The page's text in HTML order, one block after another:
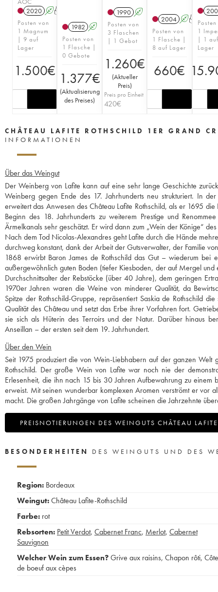
2020 AT
Posten von
1 Magnum
| 9 auf
Lager
1.500€
1982 A
Posten von
1 Flasche |
0 Gebote
1.377€
(Aktualisierung
des Preises)
1990 A
Posten von
3 Flaschen
| 1 Gebot
1.260€
(Aktueller
Preis)
Preis pro Einheit
420€
2004 AT
Posten von
1 Flasche |
8 auf Lager
660€
1
| 1 auf
Lager
CHÂTEAU LAFITE ROTHSCHILD 1ER GRAND
INFORMATIONEN
Über das Weingut
Der Weinberg von Lafite kann auf eine sehr lange Geschichte
Weinberg gegen Ende des 17. Jahrhunderts neu strukturiert. In
erweitert das Anwesen des Château Lafite Rothschild, als er 1695
Beginn des 18. Jahrhunderts zu weiterem Prestige und
Ärmelkanals sehr geschätzt. Er wird dann zum „Wein der Könige“
Nach dem Tod Nicolas-Alexandres geht Lafite durch die Hände
durchweg konstant, dank der Arbeit der Gutsverwalter, der Familie
1868 erwirbt Baron James de Rothschild das Gut – wiederum bei
außergewöhnlich guten Boden (tiefer Kiesboden, der auf Mergel und
Durchschnittsalter der Rebstöcke (über 40 Jahre), dem geringen
1970er Jahren waren die Weine von minderer Qualität, da
Spitze der Rothschild-Gruppe, repräsentiert Saskia de Rothschild
Qualität des Château und setzt das Erbe ihrer Vorfahren fort.
sie sich als Hüterin des Terroirs und der Natur. Darüber hinaus
Anseillan – der ersten seit dem 19. Jahrhundert.
Über den Wein
Seit 1975 produziert die von Wein-Liebhabern auf der ganzen
Rothschild. Der große Wein von Lafite war noch nie der
Erlesenheit, die ihn nach 15 bis 30 Jahren Aufbewahrung zu
erweist. Mit seinen wunderbar komplexen Aromen verströmt er vor
macht. Die großen Jahrgänge von Lafite scheinen die Jahrzehnte
PREISNOTIERUNGEN DES WEINGUTS CHÂTEAU
BESONDERHEITEN DES WEINGUTS UND DES
Region: Bordeaux
Weingut:Château Lafite-Rothschild
Farbe: rot
Rebsorten: Petit Verdot, Cabernet Franc, Merlot, Cabernet
Sauvignon
Welcher Wein zum Essen?Grive aux raisins, Chapon rôti, Côte
de boeuf aux cèpes